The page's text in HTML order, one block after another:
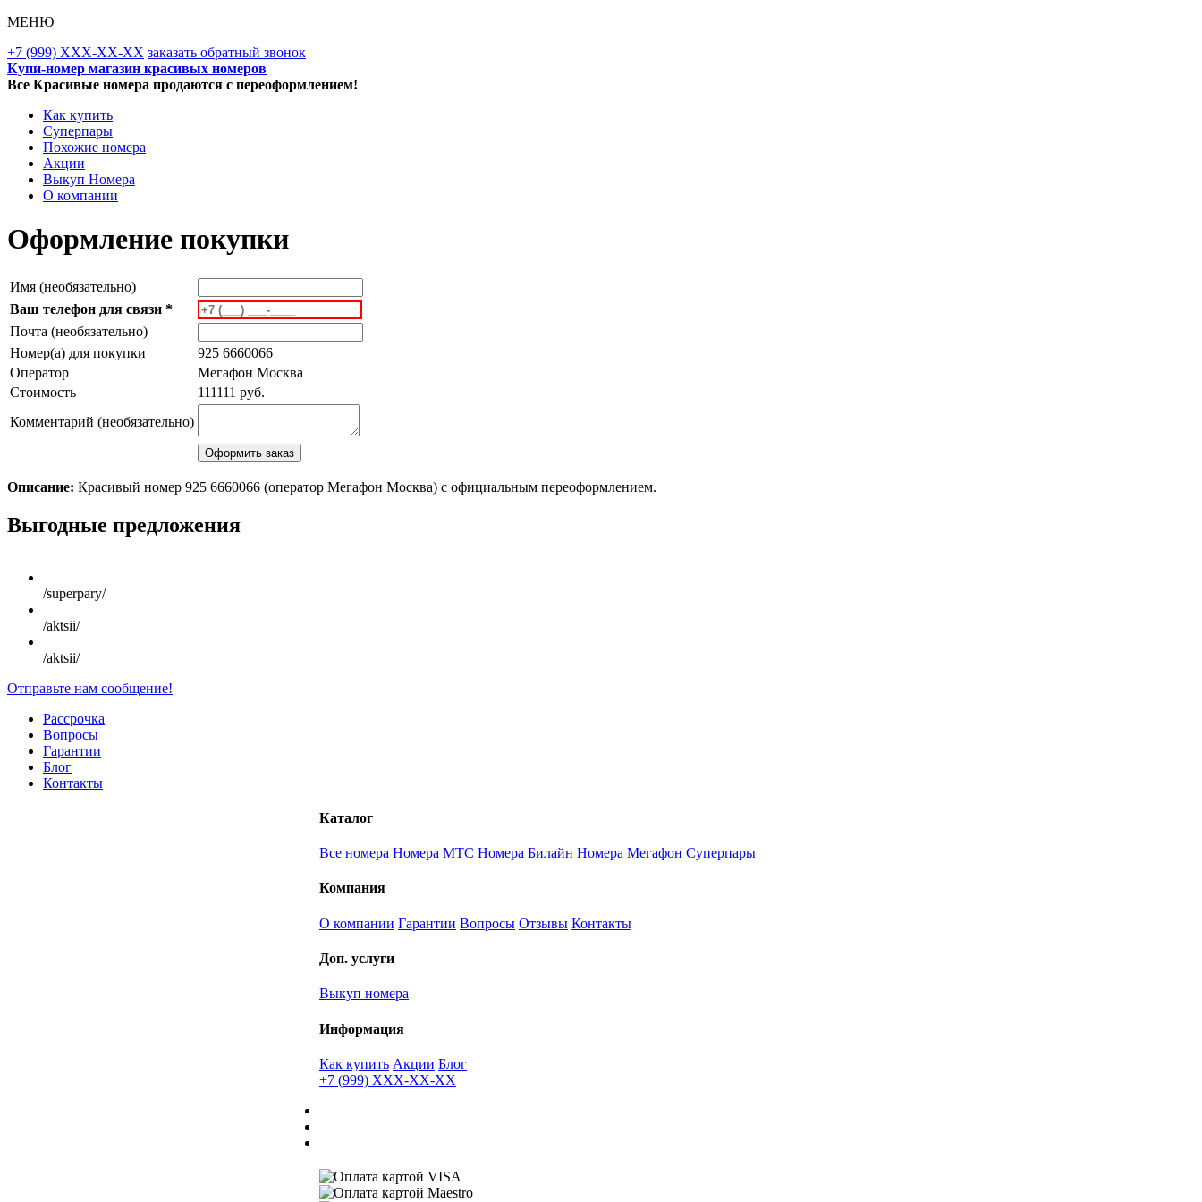
МЕНЮ
+7 (999) XXX-XX-XX заказать обратный звонок
Купи-номер магазин красивых номеров
Все Красивые номера продаются с переоформлением!
Как купить
Суперпары
Похожие номера
Акции
Выкуп Номера
О компании
Оформление покупки
Имя (необязательно)
Ваш телефон для связи *
Почта (необязательно)
Номер(а) для покупки
925 6660066
Оператор
Мегафон Москва
Стоимость
111111 руб.
Комментарий (необязательно)
Описание: Красивый номер 925 6660066 (оператор Мегафон Москва) с официальным переоформлением.
Scroll
Up
Выгодные предложения
/superpary/
/aktsii/
/aktsii/
Отправьте нам сообщение!
Рассрочка
Вопросы
Гарантии
Блог
Контакты
Каталог
Все номера Номера МТС Номера Билайн Номера Мегафон Суперпары
Компания
О компании Гарантии Вопросы Отзывы Контакты
Доп. услуги
Выкуп номера
Информация
Как купить Акции Блог
+7 (999) XXX-XX-XX